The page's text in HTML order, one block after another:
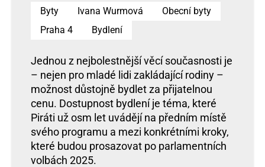
Byty Ivana Wurmová
Obecní byty
Praha 4
Bydlení
Jednou z nejbolestnější věcí současnosti je
– nejen pro mladé lidi zakládající rodiny –
možnost důstojně bydlet za přijatelnou
cenu. Dostupnost bydlení je téma, které
Piráti už osm let uvádějí na předním místě
svého programu a mezi konkrétními kroky,
které budou prosazovat po parlamentních
volbách 2025.